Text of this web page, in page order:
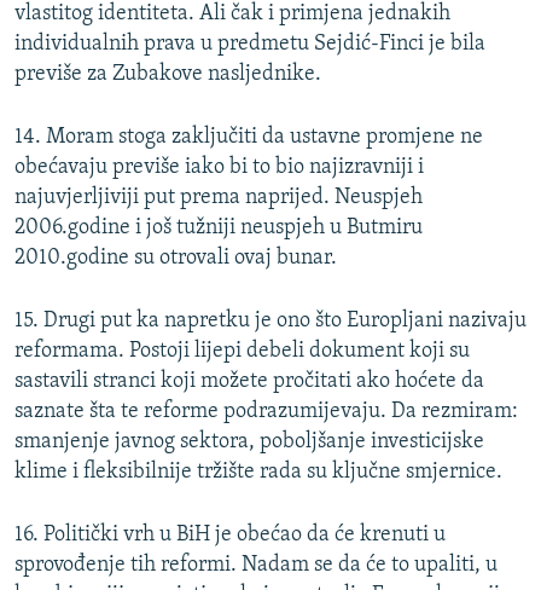
vlastitog identiteta. Ali čak i primjena jednakih
individualnih prava u predmetu Sejdić-Finci je bila
previše za Zubakove nasljednike.
14. Moram stoga zaključiti da ustavne promjene ne
obećavaju previše iako bi to bio najizravniji i
najuvjerljiviji put prema naprijed. Neuspjeh
2006.godine i još tužniji neuspjeh u Butmiru
2010.godine su otrovali ovaj bunar.
15. Drugi put ka napretku je ono što Europljani nazivaju
reformama. Postoji lijepi debeli dokument koji su
sastavili stranci koji možete pročitati ako hoćete da
saznate šta te reforme podrazumijevaju. Da rezmiram:
smanjenje javnog sektora, poboljšanje investicijske
klime i fleksibilnije tržište rada su ključne smjernice.
16. Politički vrh u BiH je obećao da će krenuti u
sprovođenje tih reformi. Nadam se da će to upaliti, u